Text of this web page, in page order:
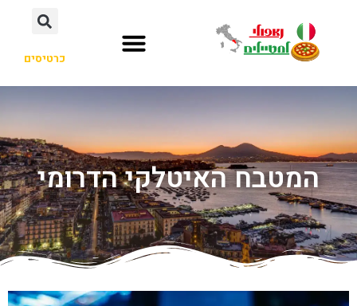
כרטיסים
המטבח האיטלקי הדרומי